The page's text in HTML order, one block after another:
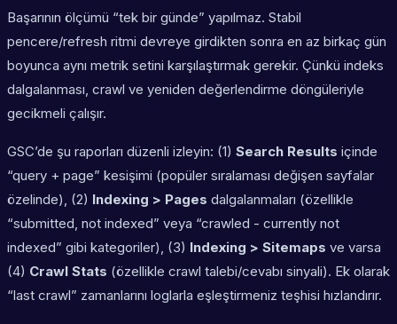
Başarının ölçümü “tek bir günde” yapılmaz. Stabil
pencere/refresh ritmi devreye girdikten sonra en az birkaç gün
boyunca aynı metrik setini karşılaştırmak gerekir. Çünkü indeks
dalgalanması, crawl ve yeniden değerlendirme döngüleriyle
gecikmeli çalışır.
GSC’de şu raporları düzenli izleyin: (1) Search Results içinde
“query + page” kesişimi (popüler sıralaması değişen sayfalar
özelinde), (2) Indexing > Pages dalgalanmaları (özellikle
“submitted, not indexed” veya “crawled - currently not
indexed” gibi kategoriler), (3) Indexing > Sitemaps ve varsa
(4) Crawl Stats (özellikle crawl talebi/cevabı sinyali). Ek olarak
“last crawl” zamanlarını loglarla eşleştirmeniz teşhisi hızlandırır.